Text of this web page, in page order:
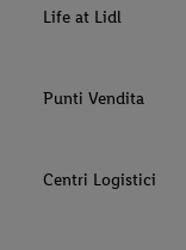
Life at Lidl
Punti Vendita
Centri Logistici